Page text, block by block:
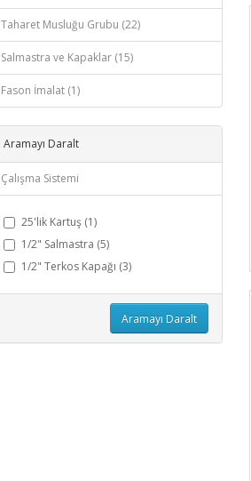
Taharet Musluğu Grubu (22)
Salmastra ve Kapaklar (15)
Fason İmalat (1)
Aramayı Daralt
Çalışma Sistemi
25'lik Kartuş (1)
1/2" Salmastra (5)
1/2" Terkos Kapağı (3)
Aramayı Daralt